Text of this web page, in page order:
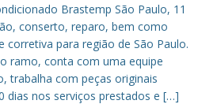
Brastemp São Paulo, 11
conserto, reparo, bem como
corretiva para região de São Paulo.
ramo, conta com uma equipe
trabalha com peças originais
dias nos serviços prestados e […]